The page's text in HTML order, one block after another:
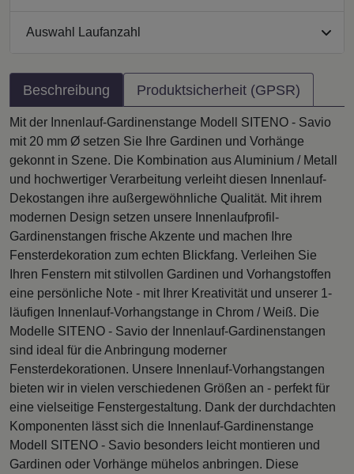
Auswahl Laufanzahl
Beschreibung Produktsicherheit (GPSR)
Mit der Innenlauf-Gardinenstange Modell SITENO - Savio
mit 20 mm Ø setzen Sie Ihre Gardinen und Vorhänge
gekonnt in Szene. Die Kombination aus Aluminium / Metall
und hochwertiger Verarbeitung verleiht diesen Innenlauf-
Dekostangen ihre außergewöhnliche Qualität. Mit ihrem
modernen Design setzen unsere Innenlaufprofil-
Gardinenstangen frische Akzente und machen Ihre
Fensterdekoration zum echten Blickfang. Verleihen Sie
Ihren Fenstern mit stilvollen Gardinen und Vorhangstoffen
eine persönliche Note - mit Ihrer Kreativität und unserer 1-
läufigen Innenlauf-Vorhangstange in Chrom / Weiß. Die
Modelle SITENO - Savio der Innenlauf-Gardinenstangen
sind ideal für die Anbringung moderner
Fensterdekorationen. Unsere Innenlauf-Vorhangstangen
bieten wir in vielen verschiedenen Größen an - perfekt für
eine vielseitige Fenstergestaltung. Dank der durchdachten
Komponenten lässt sich die Innenlauf-Gardinenstange
Modell SITENO - Savio besonders leicht montieren und
Gardinen oder Vorhänge mühelos anbringen. Diese